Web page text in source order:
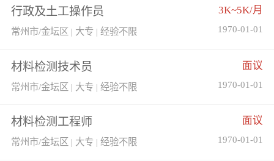
行政及土工操作员 3K~5K/月
常州市/金坛区 | 大专 | 经验不限 1970-01-01
材料检测技术员 面议
常州市/金坛区 | 大专 | 经验不限 1970-01-01
材料检测工程师 面议
常州市/金坛区 | 大专 | 经验不限 1970-01-01